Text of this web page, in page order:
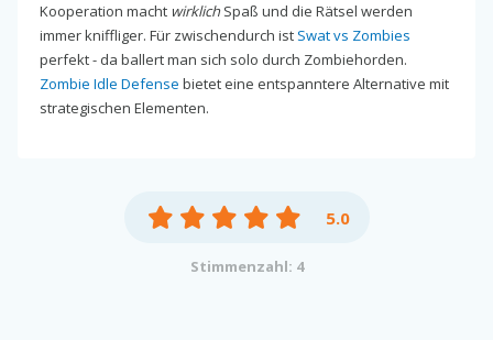
Kooperation macht wirklichSpaß und die Rätsel werden
immer kniffliger. Für zwischendurch ist Swat vs Zombies
perfekt - da ballert man sich solo durch Zombiehorden.
Zombie Idle Defense bietet eine entspanntere Alternative mit
strategischen Elementen.
5.0
Stimmenzahl: 4